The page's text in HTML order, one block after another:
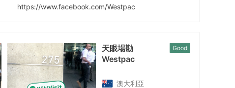
https://www.facebook.com/Westpac
天眼場勘
Westpac
Good
澳大利亞